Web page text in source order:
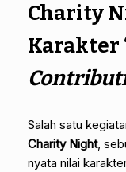
Charity
Karakter
Salah satu
Charity Night,
nyata nilai